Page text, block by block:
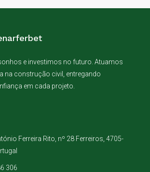
e investimos no futuro. Atuamos
na construção civil, entregando
em cada projeto.
Ferreira Rito, nº 28 Ferreiros, 4705-
306